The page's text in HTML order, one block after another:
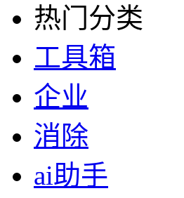
热门分类
工具箱
企业
消除
ai助手